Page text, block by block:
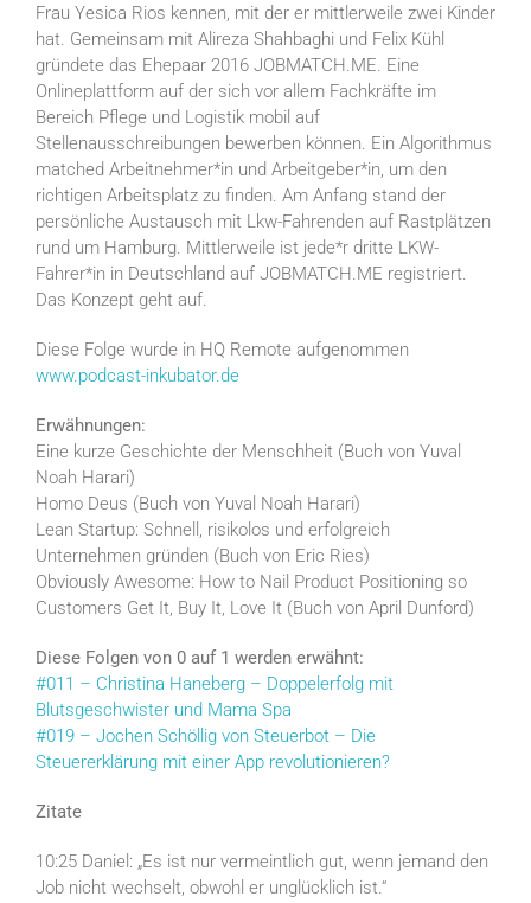
Frau Yesica Rios kennen, mit der er mittlerweile zwei Kinder
hat. Gemeinsam mit Alireza Shahbaghi und Felix Kühl
gründete das Ehepaar 2016 JOBMATCH.ME. Eine
Onlineplattform auf der sich vor allem Fachkräfte im
Bereich Pflege und Logistik mobil auf
Stellenausschreibungen bewerben können. Ein Algorithmus
matched Arbeitnehmer*in und Arbeitgeber*in, um den
richtigen Arbeitsplatz zu finden. Am Anfang stand der
persönliche Austausch mit Lkw-Fahrenden auf Rastplätzen
rund um Hamburg. Mittlerweile ist jede*r dritte LKW-
Fahrer*in in Deutschland auf JOBMATCH.ME registriert.
Das Konzept geht auf.
Diese Folge wurde in HQ Remote aufgenommen
www.podcast-inkubator.de
Erwähnungen:
Eine kurze Geschichte der Menschheit (Buch von Yuval
Noah Harari)
Homo Deus (Buch von Yuval Noah Harari)
Lean Startup: Schnell, risikolos und erfolgreich
Unternehmen gründen (Buch von Eric Ries)
Obviously Awesome: How to Nail Product Positioning so
Customers Get It, Buy It, Love It (Buch von April Dunford)
Diese Folgen von 0 auf 1 werden erwähnt:
#011 – Christina Haneberg – Doppelerfolg mit
Blutsgeschwister und Mama Spa
#019 – Jochen Schöllig von Steuerbot – Die
Steuererklärung mit einer App revolutionieren?
Zitate
10:25 Daniel: „Es ist nur vermeintlich gut, wenn jemand den
Job nicht wechselt, obwohl er unglücklich ist.“